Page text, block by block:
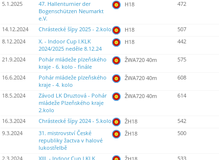
5.1.2025
47. Hallenturnier der
Bogenschützen Neumarkt
e.V.
H18 472
14.12.2024 Chrástecké šípy 2025 - 2.kolo H18
507
8.12.2024
X. - Indoor Cup I.KLK
2024/2025 neděle 8.12.24
H18 442
21.9.2024
Pohár mládeže plzeňského
kraje - 6. kolo - finále
ŽWA720 40m 575
16.6.2024
Pohár mládeže plzeňského
kraje - 4. kolo
ŽWA720 40m 608
18.5.2024
Závod LK Druztová - Pohár
mládeže Plzeňského kraje
2.kolo
ŽWA720 40m 614
16.3.2024 Chrástecké šípy 2024 - 5.kolo ŽH18
542
9.3.2024
31. mistrovství České
republiky žactva v halové
lukostřelbě
ŽH18 500
2.3.2024 XIII. - Indoor Cup I.KLK 533